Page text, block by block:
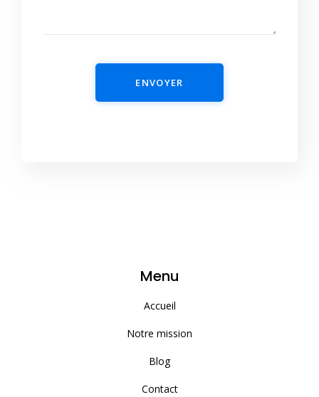
ENVOYER
Menu
Accueil
Notre mission
Blog
Contact